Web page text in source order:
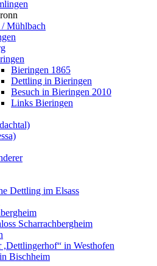
Mühlbach
Bieringen 1865
Dettling in Bieringen
Besuch in Bieringen 2010
Links Bieringen
Dettling im Elsass
Scharrachbergheim
,Dettlingerhof“ in Westhofen
Bischheim